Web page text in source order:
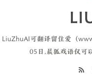
LiuZhuAI可翻译留住爱（
05日,晨狐戏语仅可